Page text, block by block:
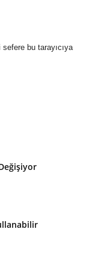
bu tarayıcıya